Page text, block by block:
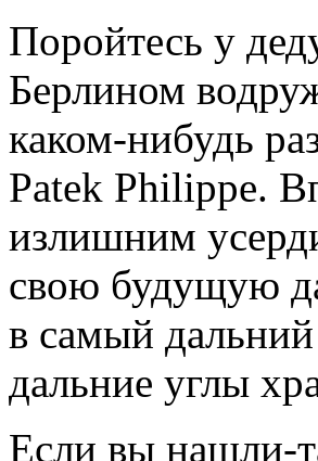
Поройтесь у
Берлином
каком-нибудь
Patek Philippe.
излишним
свою будущую
в самый дальний
дальние углы
Если вы нашли-